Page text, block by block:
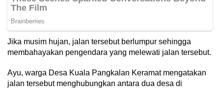
Jika musim hujan, jalan tersebut berlumpur sehingga
membahayakan pengendara yang melewati jalan tersebut.
Ayu, warga Desa Kuala Pangkalan Keramat mengatakan
jalan tersebut menghubungkan antara dua desa di